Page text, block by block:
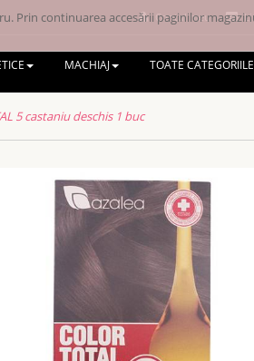
Contul meu
MACHIAJ TOATE CATEGORIILE
5 castaniu deschis 1 buc
Prin continuarea accesării paginilor